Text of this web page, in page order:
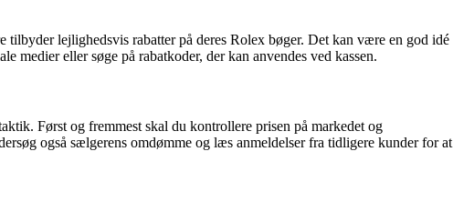
lejlighedsvis rabatter på deres Rolex bøger. Det kan være en god idé
medier eller søge på rabatkoder, der kan anvendes ved kassen.
Først og fremmest skal du kontrollere prisen på markedet og
også sælgerens omdømme og læs anmeldelser fra tidligere kunder for at